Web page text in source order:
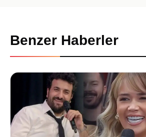
Benzer Haberler